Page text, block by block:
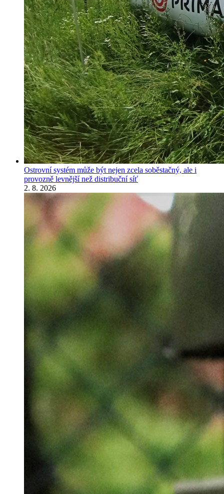
Ostrovní systém může být nejen zcela soběstačný, ale i
provozně levnější než distribuční síť
2. 8. 2026